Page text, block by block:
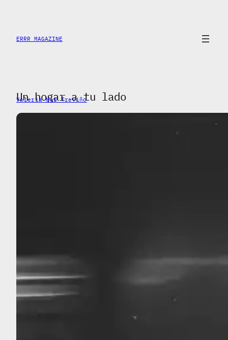
contenido
ERRR MAGAZINE
Un hogar a tu lado
Valeria Mar Treviño